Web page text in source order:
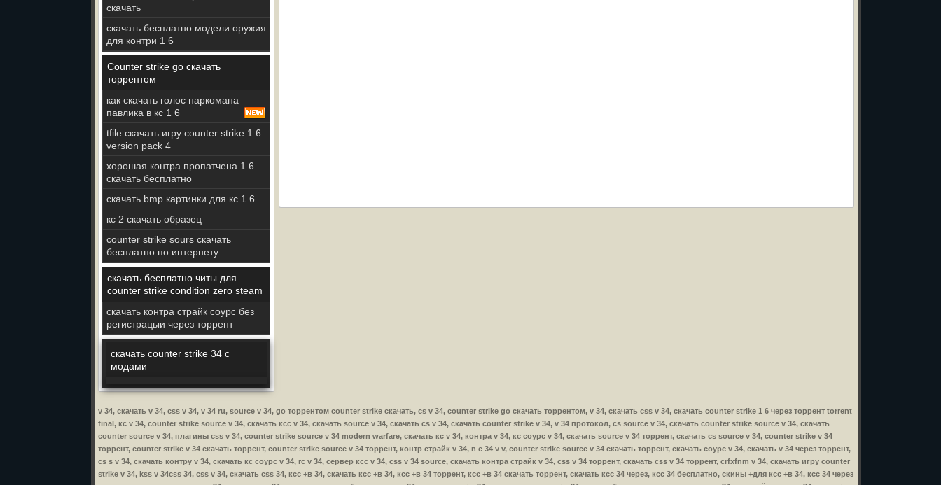
скачать
скачать бесплатно модели оружия
для контри 1 6
Counter strike go скачать
торрентом
как скачать голос наркомана
павлика в кс 1 6
tfile скачать игру counter strike 1 6
version pack 4
хорошая контра пропатчена 1 6
скачать бесплатно
скачать bmp картинки для кс 1 6
кс 2 скачать образец
counter strike sours скачать
бесплатно по интернету
скачать бесплатно читы для
counter strike condition zero steam
скачать контра страйк соурс без
регистрацыи через торрент
скачать counter strike 34 с
модами
v 34, скачать v 34, css v 34, v 34 ru, source v 34, go торрентом counter strike скачать, cs v 34, counter strike go скачать торрентом, v 34, скачать css v 34, скачать counter strike 1 6 через торрент torrent
final, кс v 34, counter strike source v 34, скачать ксс v 34, скачать source v 34, скачать cs v 34, скачать counter strike v 34, v 34 протокол, cs source v 34, скачать counter strike source v 34, скачать
counter source v 34, плагины css v 34, counter strike source v 34 modern warfare, скачать кс v 34, контра v 34, кс соурс v 34, скачать source v 34 торрент, скачать cs source v 34, counter strike v 34
торрент, counter strike v 34 скачать торрент, counter strike source v 34 торрент, контр страйк v 34, n e 34 v v, counter strike source v 34 скачать торрент, скачать соурс v 34, скачать v 34 через торрент,
cs s v 34, скачать контру v 34, скачать кс соурс v 34, rc v 34, сервер ксс v 34, css v 34 source, скачать контра страйк v 34, css v 34 торрент, скачать css v 34 торрент, crfxfnm v 34, скачать игру counter
strike v 34, kss v 34css 34, css v 34, скачать css 34, ксс +в 34, скачать ксс +в 34, ксс +в 34 торрент, ксс +в 34 скачать торрент, скачать ксс 34 через, ксс 34 бесплатно, скины +для ксс +в 34, ксс 34 через